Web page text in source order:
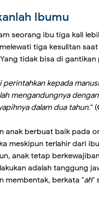
Ibumu
seorang ibu tiga kali
tiga kesulitan
tidak bisa di
perintahkan kepada
mengandungnya
dalam dua tahun." (
anak berbuat baik pada
meskipun terlahir dari
anak tetap
adalah tanggung
membentak, berkata "ah"